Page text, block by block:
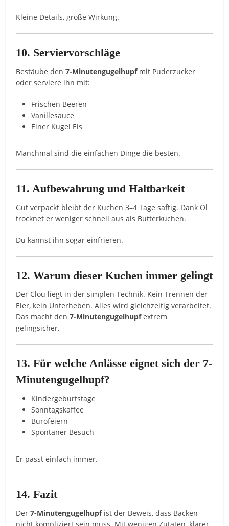
Kleine Details, große Wirkung.
10. Serviervorschläge
Bestäube den7-Minutengugelhupfmit Puderzucker
oder serviere ihn mit:
Frischen Beeren
Vanillesauce
Einer Kugel Eis
Manchmal sind die einfachen Dinge die besten.
11. Aufbewahrung und Haltbarkeit
Gut verpackt bleibt der Kuchen 3–4 Tage saftig. Dank Öl
trocknet er weniger schnell aus als Butterkuchen.
Du kannst ihn sogar einfrieren.
12. Warum dieser Kuchen immer gelingt
Der Clou liegt in der simplen Technik. Kein Trennen der
Eier, kein Unterheben. Alles wird gleichzeitig verarbeitet.
Das macht den7-Minutengugelhupfextrem
gelingsicher.
13. Für welche Anlässe eignet sich der 7-
Minutengugelhupf?
Kindergeburtstage
Sonntagskaffee
Bürofeiern
Spontaner Besuch
Er passt einfach immer.
14. Fazit
Der7-Minutengugelhupfist der Beweis, dass Backen